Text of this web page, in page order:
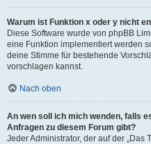
Warum ist Funktion x oder y nicht
Diese Software wurde von phpBB
eine Funktion implementiert werden
deine Stimme für bestehende
vorschlagen kannst.
Nach oben
An wen soll ich mich wenden, falls
Anfragen zu diesem Forum gibt?
Jeder Administrator, der auf der „Das